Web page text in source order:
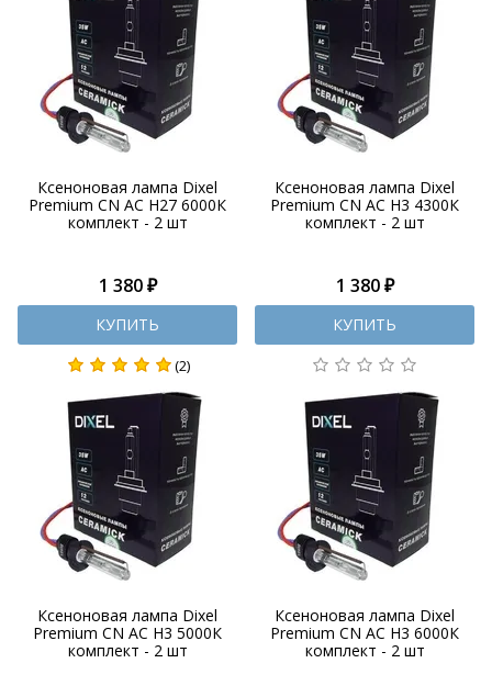
Ксеноновая лампа Dixel
Premium CN AC H27 6000К
комплект - 2 шт
Ксеноновая лампа Dixel
Premium CN AC H3 4300К
комплект - 2 шт
Ксеноновая лампа Dixel
Premium CN AC H3 5000К
комплект - 2 шт
1 380 ₽
КУПИТЬ
(2)
Ксеноновая лампа Dixel
Premium CN AC H3 6000К
комплект - 2 шт
1 380 ₽
КУПИТЬ